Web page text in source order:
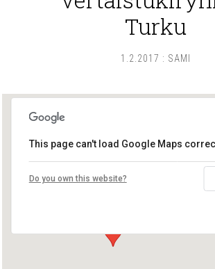
Turku
1.2.2017 : SAMI
Lounais-Suomen – SYLI ry
Maariankatu 8 D 104 - Turku
This page can't load Google Maps
Do you own this website?